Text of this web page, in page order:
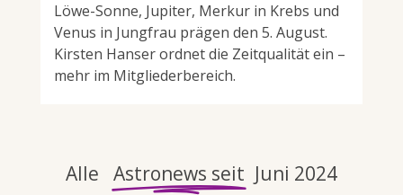
Löwe-Sonne, Jupiter, Merkur in Krebs und
Venus in Jungfrau prägen den 5. August.
Kirsten Hanser ordnet die Zeitqualität ein –
mehr im Mitgliederbereich.
Alle Astronews seit Juni 2024